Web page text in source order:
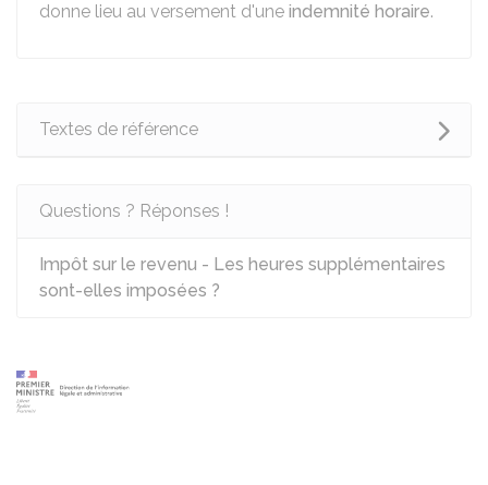
donne lieu au versement d'une indemnité horaire.
Textes de référence
Questions ? Réponses !
Impôt sur le revenu - Les heures supplémentaires
sont-elles imposées ?